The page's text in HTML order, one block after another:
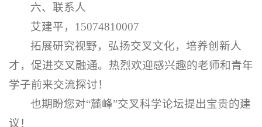
六、联系人
艾建平，15074810007
拓展研究视野，弘扬交叉文化，培养创新人
才，促进交叉融通。热烈欢迎感兴趣的老师和青年
学子前来交流探讨！
也期盼您对“麓峰”交叉科学论坛提出宝贵的建
议！